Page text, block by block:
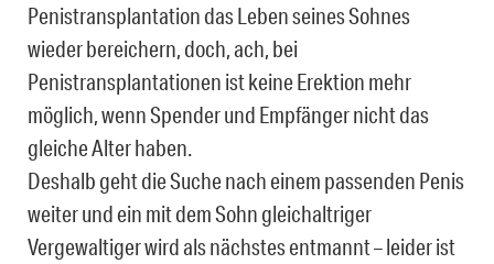
Penistransplantation das Leben seines Sohnes
wieder bereichern, doch, ach, bei
Penistransplantationen ist keine Erektion mehr
möglich, wenn Spender und Empfänger nicht das
gleiche Alter haben.
Deshalb geht die Suche nach einem passenden Penis
weiter und ein mit dem Sohn gleichaltriger
Vergewaltiger wird als nächstes entmannt – leider ist